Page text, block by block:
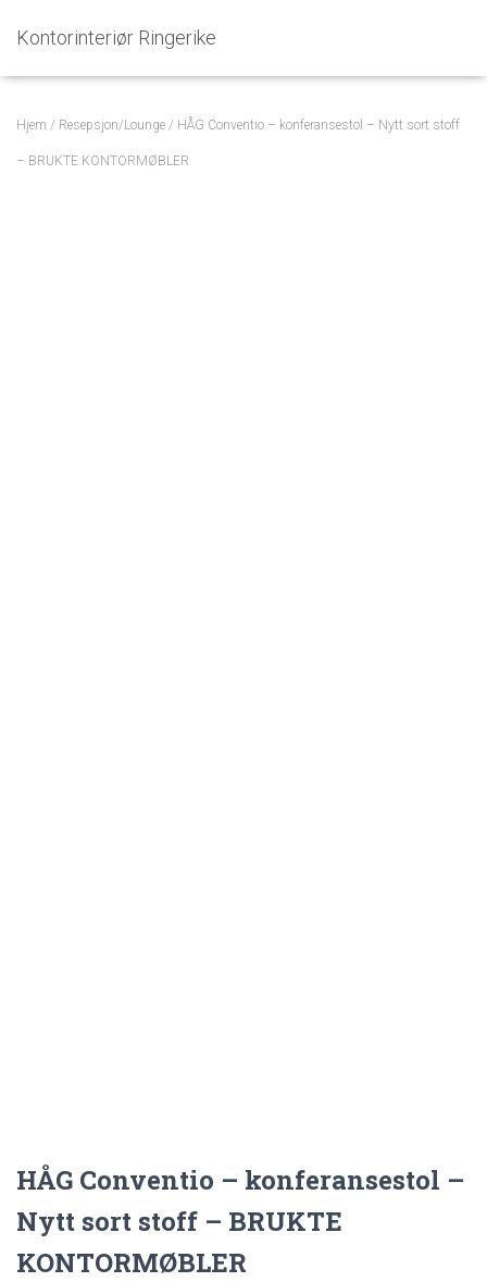
Kontorinteriør Ringerike
Hjem / Resepsjon/Lounge / HÅG Conventio – konferansestol – Nytt sort stoff
– BRUKTE KONTORMØBLER
HÅG Conventio – konferansestol –
Nytt sort stoff – BRUKTE
KONTORMØBLER